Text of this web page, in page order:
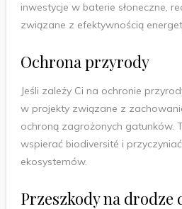
inwestycje w baterie słoneczne,
związane z efektywnością
Ochrona przyrody
Jeśli zależy Ci na ochronie
w projekty związane z
ochroną zagrożonych gatunków.
wspierać biodiversité i
ekosystemów.
Przeszkody na